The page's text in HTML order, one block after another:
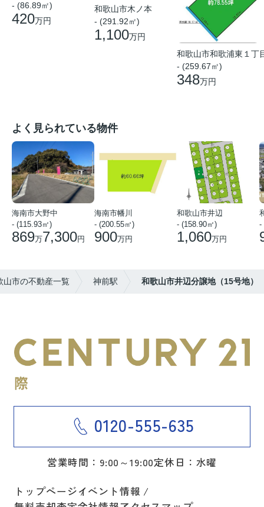
- (86.89㎡)
420万円
和歌山市木ノ本
- (291.92㎡)
1,100万円
和歌山市和歌浦東１丁
- (259.67㎡)
348万円
よく見られている物件
海南市大野中
- (115.93㎡)
869万7,300円
海南市幡川
- (200.55㎡)
900万円
和歌山市井辺
- (158.90㎡)
1,060万円
-
山市の不動産一覧 神前駅 和歌山市井辺分譲地（15号地）
0120-555-635
営業時間：9:00～19:00定休日：水曜
トップページイベント情報